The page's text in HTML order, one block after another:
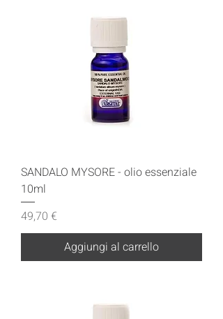
SANDALO MYSORE - olio essenziale
10ml
Prezzo
49,70 €
Aggiungi al carrello